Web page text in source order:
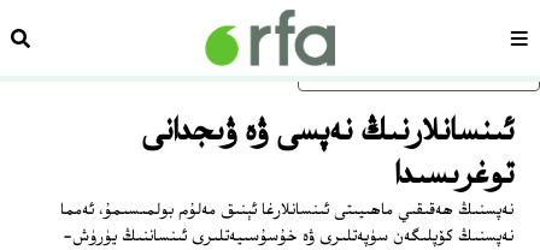
ئاساسلىق مەزمۇنغا ئاتلاڭسەھىپە
ئىنسانلارنىڭ نەپسى ۋە ۋىجدانى
توغرىسىدا
نەپسنىڭ ھەقىقىي ماھىيىتى ئىنسانلارغا ئېنىق مەلۇم بولمىسىمۇ، ئەمما
نەپسنىڭ كۆپلىگەن سۈپەتلىرى ۋە خۇسۇسىيەتلىرى ئىنساننىڭ يۈرۈش-